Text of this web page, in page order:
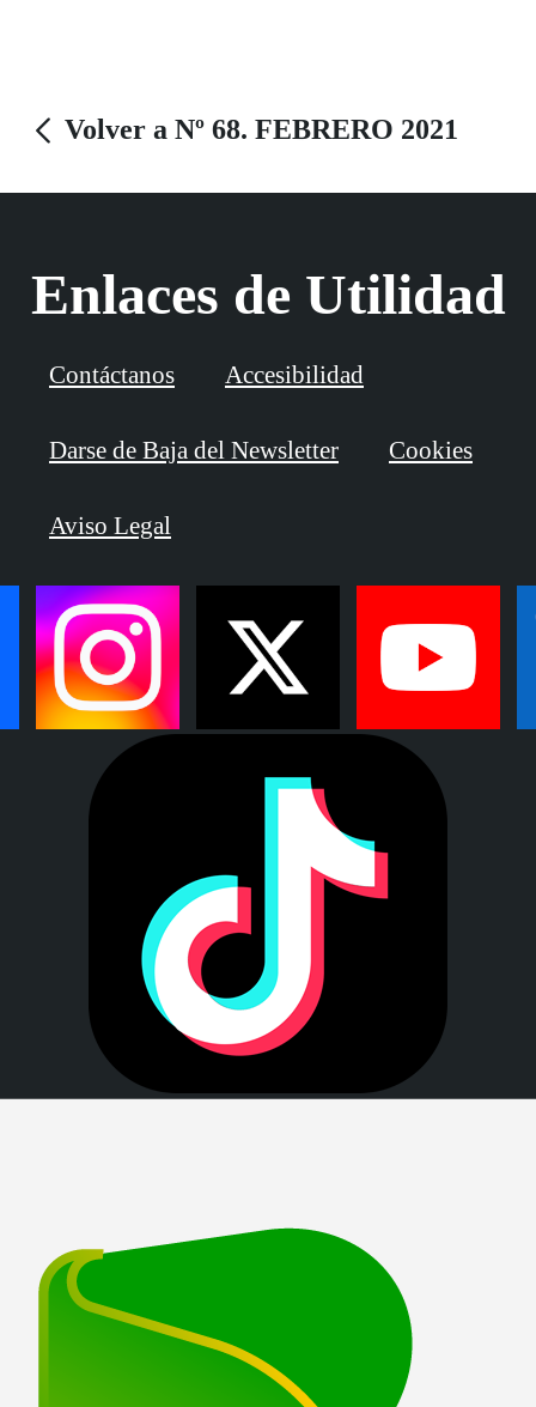
Volver a Nº 68. FEBRERO 2021
Enlaces de Utilidad
Contáctanos Accesibilidad
Darse de Baja del Newsletter Cookies
Aviso Legal